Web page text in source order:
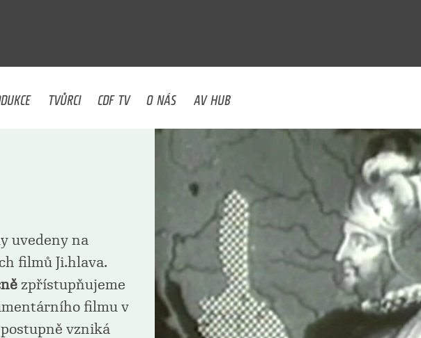
TVŮRCI CDF TV O NÁS AV HUB
uvedeny na
filmů Ji.hlava.
zpřístupňujeme
filmu v
vzniká